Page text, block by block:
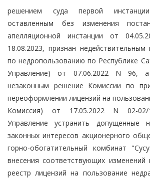
решением суда первой
оставленным без изменения
апелляционной инстанции от
18.08.2023, признан недействительным
по недропользованию по Республике
Управление) от 07.06.2022 N 96,
незаконным решение Комиссии по
переоформлении лицензий на
Комиссия) от 17.05.2022 N 02-
Управление устранить допущенные
законных интересов акционерного
горно-обогатительный комбинат
внесения соответствующих изменений
реестр лицензий на пользование